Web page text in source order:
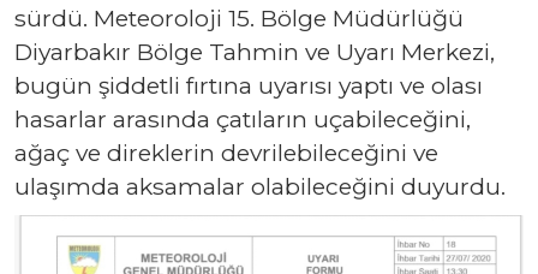
sürdü. Meteoroloji 15. Bölge Müdürlüğü
Diyarbakır Bölge Tahmin ve Uyarı Merkezi,
bugün şiddetli fırtına uyarısı yaptı ve olası
hasarlar arasında çatıların uçabileceğini,
ağaç ve direklerin devrilebileceğini ve
ulaşımda aksamalar olabileceğini duyurdu.